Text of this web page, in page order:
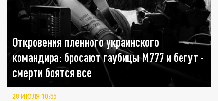
Откровения пленного украинского
командира: бросают гаубицы М777 и бегут -
смерти боятся все
28 ИЮЛЯ 10:55